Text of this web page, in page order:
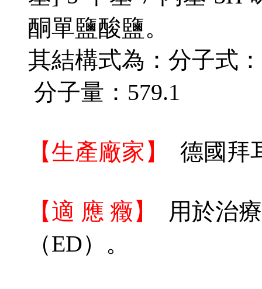
酮單鹽酸鹽。
其結構式為：分子式
分子量：579.1
【生產廠家】 德國拜
【適 應 癥】
用於治
（ED）。